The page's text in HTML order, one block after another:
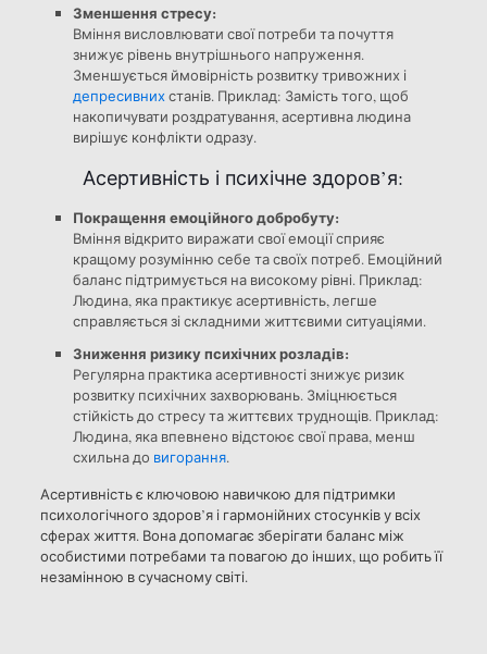
Зменшення стресу:
Вміння висловлювати свої потреби та почуття
знижує рівень внутрішнього напруження.
Зменшується ймовірність розвитку тривожних і
депресивнихстанів. Приклад: Замість того, щоб
накопичувати роздратування, асертивна людина
вирішує конфлікти одразу.
Асертивність і психічне здоров’я:
Покращення емоційного добробуту:
Вміння відкрито виражати свої емоції сприяє
кращому розумінню себе та своїх потреб. Емоційний
баланс підтримується на високому рівні. Приклад:
Людина, яка практикує асертивність, легше
справляється зі складними життєвими ситуаціями.
Зниження ризику психічних розладів:
Регулярна практика асертивності знижує ризик
розвитку психічних захворювань. Зміцнюється
стійкість до стресу та життєвих труднощів. Приклад:
Людина, яка впевнено відстоює свої права, менш
схильна до вигорання.
Асертивність є ключовою навичкою для підтримки
психологічного здоров’я і гармонійних стосунків у всіх
сферах життя. Вона допомагає зберігати баланс між
особистими потребами та повагою до інших, що робить її
незамінною в сучасному світі.